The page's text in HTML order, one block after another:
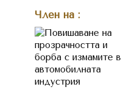
Член на :